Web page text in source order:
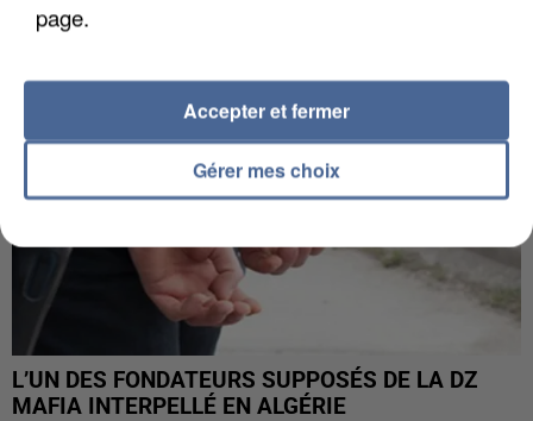
L’UN DES FONDATEURS SUPPOSÉS DE LA DZ
MAFIA INTERPELLÉ EN ALGÉRIE
page.
Gérer mes choix
Accepter et fermer